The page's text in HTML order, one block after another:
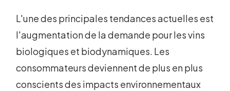
L'une des principales tendances actuelles est
l'augmentation de la demande pour les vins
biologiques et biodynamiques. Les
consommateurs deviennent de plus en plus
conscients des impacts environnementaux